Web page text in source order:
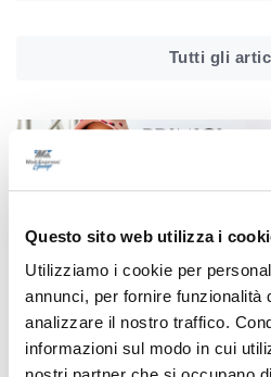
Questo sito web utilizza i
Utilizziamo i cookie per
annunci, per fornire funzionalità
analizzare il nostro traffico.
informazioni sul modo in cui
Tutti gli
Correlati